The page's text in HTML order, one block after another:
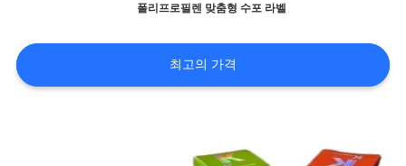
연
폴리프로필렌 맞춤형 수포 라벨
최고의 가격